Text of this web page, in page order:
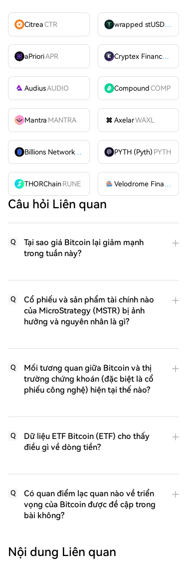
CitreaCTR wrapped stUSDT
aPrioriAPR Cryptex FinanceCTX
AudiusAUDIO CompoundCOMP
Mantra MANTRA AxelarWAXL
Billions Network
BILL PYTH (Pyth) PYTH
THORChainRUNE Velodrome Finance
Câu hỏi Liên quan
Q
Tại sao giá Bitcoin lại giảm mạnh
trong tuần này?
Q
Cổ phiếu và sản phẩm tài chính nào
của MicroStrategy (MSTR) bị ảnh
hưởng và nguyên nhân là gì?
Q
Mối tương quan giữa Bitcoin và thị
trường chứng khoán (đặc biệt là cổ
phiếu công nghệ) hiện tại thế nào?
Q
Dữ liệu ETF Bitcoin (ETF) cho thấy
điều gì về dòng tiền?
Q
Có quan điểm lạc quan nào về triển
vọng của Bitcoin được đề cập trong
bài không?
Nội dung Liên quan